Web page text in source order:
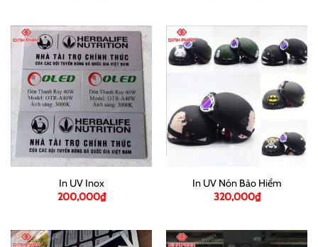
In UV Inox
200,000₫
In UV Nón Bảo Hiểm
320,000₫